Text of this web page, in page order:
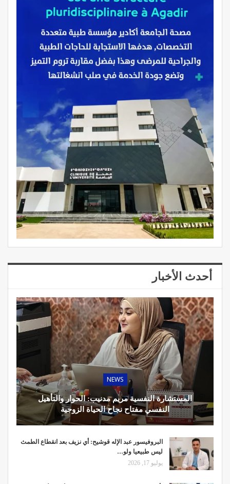
أحدث الأخبار
NEWS
المستشارة النفسية مريم مدنيب: الحوار والتأهيل
النفسي مفتاح نجاح الحياة الزوجية
البروفيسور عبد الإله قوشيح: أي نزيف بعد انقطاع الطمث
ليس طبيعيا ولو…
يوليو 17, 2026